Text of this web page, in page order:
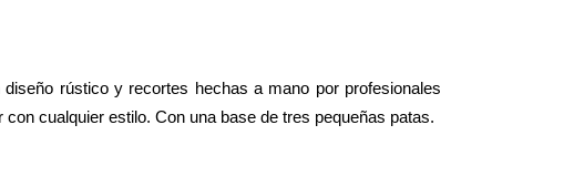
rústico y recortes hechas a mano por profesionales
cualquier estilo. Con una base de tres pequeñas patas.